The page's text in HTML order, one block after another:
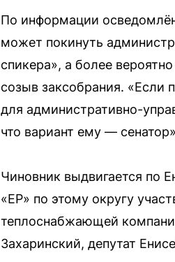
По информации
может покинуть
спикера», а более
созыв заксобрания. «Если
для административно-
что вариант ему —
Чиновник выдвигается по
«ЕР» по этому округу
теплоснабжающей
Захаринский, депутат